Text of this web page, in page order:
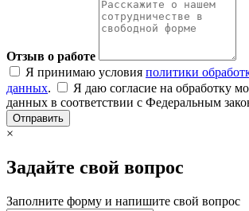
Отзыв о работе
Я принимаю условия политики
данных.
Я даю согласие на обработку
данных в соответствии с Федеральным
Отправить
×
Задайте свой вопрос
Заполните форму и напишите свой вопрос